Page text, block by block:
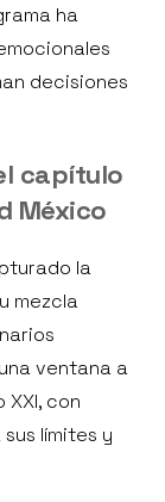
ha
decisiones
capítulo
México
la
mezcla
ventana a
con
límites y